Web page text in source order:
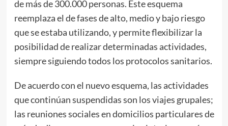
de más de 300.000 personas. Este esquema
reemplaza el de fases de alto, medio y bajo riesgo
que se estaba utilizando, y permite flexibilizar la
posibilidad de realizar determinadas actividades,
siempre siguiendo todos los protocolos sanitarios.
De acuerdo con el nuevo esquema, las actividades
que continúan suspendidas son los viajes grupales;
las reuniones sociales en domicilios particulares de